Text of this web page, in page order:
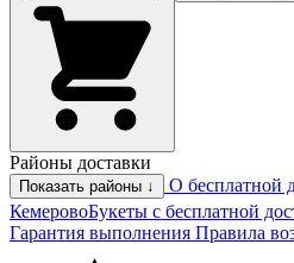
Районы доставки
Показать районы ↓
О бесплатной
КемеровоБукеты с бесплатной
Гарантия выполнения Правила